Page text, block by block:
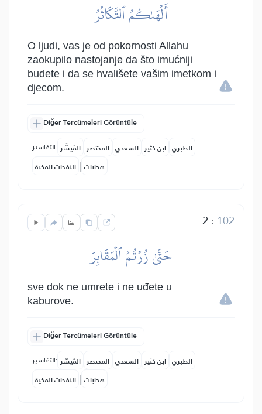
أَلۡهَىٰكُمُ ٱلتَّكَاثُرُ
O ljudi, vas je od pokornosti Allahu
zaokupilo nastojanje da što imućniji
budete i da se hvališete vašim imetkom i
djecom.
Diğer Tercümeleri Görüntüle
التفاسير: المُيسَّر المختصر السعدي ابن كثير الطبري
النفحات المكية | هدايات
2 : 102
حَتَّىٰ زُرۡتُمُ ٱلۡمَقَابِرَ
sve dok ne umrete i ne uđete u
kaburove.
Diğer Tercümeleri Görüntüle
التفاسير: المُيسَّر المختصر السعدي ابن كثير الطبري
النفحات المكية | هدايات